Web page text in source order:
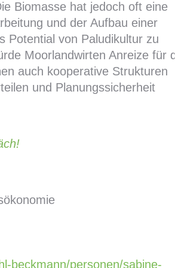
Biomasse hat jedoch oft eine
und der Aufbau einer
Potential von Paludikultur zu
Moorlandwirten Anreize für
auch kooperative Strukturen
und Planungssicherheit
beckmann/personen/sabine-